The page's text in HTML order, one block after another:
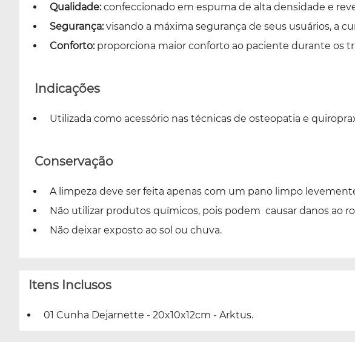
Qualidade:confeccionado em espuma de alta densidade e
Segurança:visando a máxima segurança de seus usuários, a
Conforto:proporciona maior conforto ao paciente durante os
Indicações
Utilizada como acessório nas técnicas de osteopatia e
Conservação
A limpeza deve ser feita apenas com um pano limpo
Não utilizar produtos químicos, pois podem causar danos ao
Não deixar exposto ao sol ou chuva.
Itens Inclusos
01 Cunha Dejarnette - 20x10x12cm - Arktus.